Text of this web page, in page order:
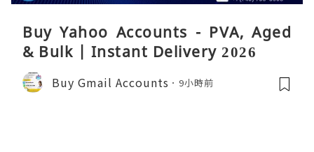
Buy Yahoo Accounts - PVA, Aged
& Bulk | Instant Delivery 2026
Buy Gmail Accounts 9小時前